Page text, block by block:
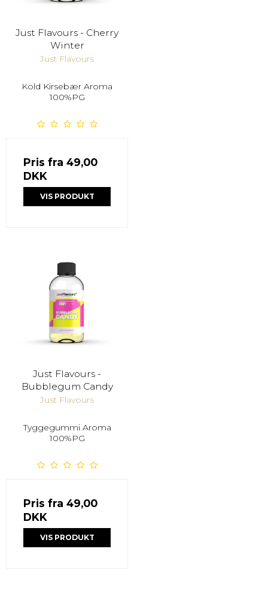
Just Flavours - Cherry
Winter
Just Flavours
Kold Kirsebær Aroma
100%PG
Pris fra 49,00
DKK
VIS PRODUKT
Just Flavours -
Bubblegum Candy
Just Flavours
Tyggegummi Aroma
100%PG
Pris fra 49,00
DKK
VIS PRODUKT